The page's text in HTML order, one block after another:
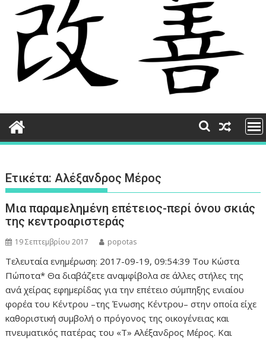
Ετικέτα:Αλέξανδρος Μέρος
Μια παραμελημένη επέτειος-περί όνου σκιάς
της κεντροαριστεράς
19 Σεπτεμβρίου 2017 popotas
Τελευταία ενημέρωση: 2017-09-19, 09:54:39 Του Κώστα
Πώποτα* Θα διαβάζετε αναμφίβολα σε άλλες στήλες της
ανά χείρας εφημερίδας για την επέτειο σύμπηξης ενιαίου
φορέα του Κέντρου –της Ένωσης Κέντρου– στην οποία είχε
καθοριστική συμβολή ο πρόγονος της οικογένειας και
πνευματικός πατέρας του «Τ» Αλέξανδρος Μέρος. Και